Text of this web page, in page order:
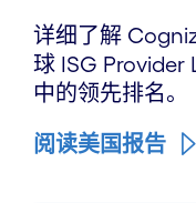
详细了解
球 ISG Provider
中的领先排名。
阅读美国报告